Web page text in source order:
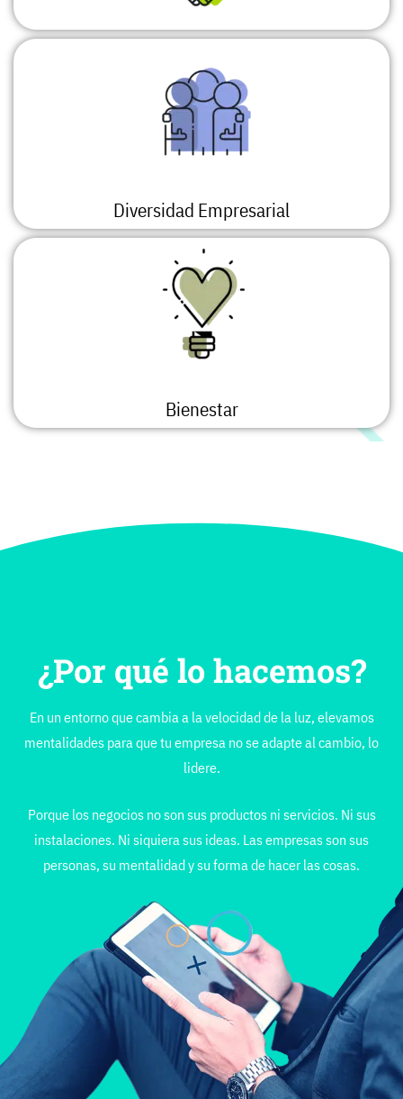
Diversidad Empresarial
Bienestar
¿Por qué lo hacemos?
En un entorno que cambia a la velocidad de la luz, elevamos
mentalidades para que tu empresa no se adapte al cambio, lo
lidere.
Porque los negocios no son sus productos ni servicios. Ni sus
instalaciones. Ni siquiera sus ideas. Las empresas son sus
personas, su mentalidad y su forma de hacer las cosas.